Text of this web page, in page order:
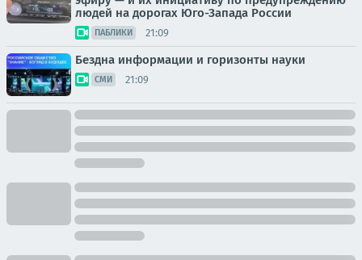
людей на дорогах Юго-Запада России
ПАБЛИКИ 21:09
Бездна информации и горизонты науки
СМИ 21:09